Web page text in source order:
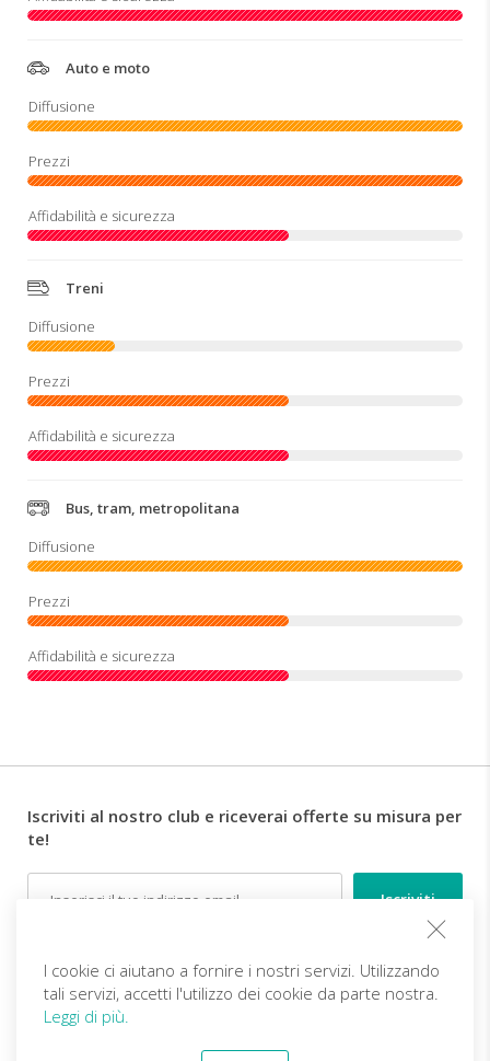
Auto e moto
Treni
Bus, tram, metropolitana
Iscriviti al nostro club e riceverai offerte su misura per
te!
Follow us
I cookie ci aiutano a fornire i nostri servizi. Utilizzando
tali servizi, accetti l'utilizzo dei cookie da parte nostra.
Leggi di più.